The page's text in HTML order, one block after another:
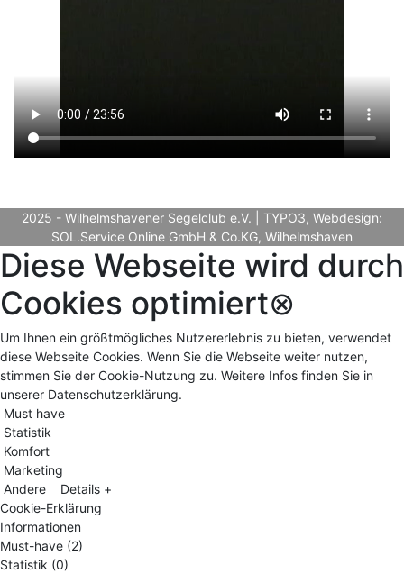
2025 - Wilhelmshavener Segelclub e.V. | TYPO3, Webdesign:
SOL.Service Online GmbH & Co.KG, Wilhelmshaven
Diese Webseite wird durch
Cookies optimiert⊗
Um Ihnen ein größtmögliches Nutzererlebnis zu bieten, verwendet
diese Webseite Cookies. Wenn Sie die Webseite weiter nutzen,
stimmen Sie der Cookie-Nutzung zu. Weitere Infos finden Sie in
unserer Datenschutzerklärung.
Must have
Statistik
Komfort
Marketing
Andere
Details +
Cookie-Erklärung
Informationen
Must-have (2)
Statistik (0)